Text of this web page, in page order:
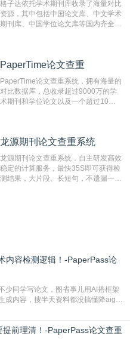
测时注意填写第一作者,才能排除已发
表文献复制比。（限制字符数1万）
格子达依托学术期刊库收录了海量对比
资源，其中包括中国论文库、中文学术
期刊库、中国学位论文库等国内齐全的
系统，可检测中文、英文两种语言的论
PaperTime论文查重
PaperTime论文查重系统，拥有海量的
对比数据库，总收录超过9000万的学
术期刊和学位论文以及一个超过10亿
对，利用指纹索引快速而精准地在云检
有相似的片段，该项技术检测速度快、
准确率高，市场反映良好。
龙源期刊论文查重系统
龙源期刊论文查重系统，自主研发高效
稳定的计算服务，最快35S即可获得检
测结果，大片段、长短句，不遗漏一处
内容检测逻辑！-PaperPass论
少同学写论文，图省事儿用AI搭框架
内容，搜半天资料都没搞懂降aigc
降aigc检测是啥，对相关要求摸不
术领域普及诞生的新需求，核心是为
前理清！-PaperPass论文查重